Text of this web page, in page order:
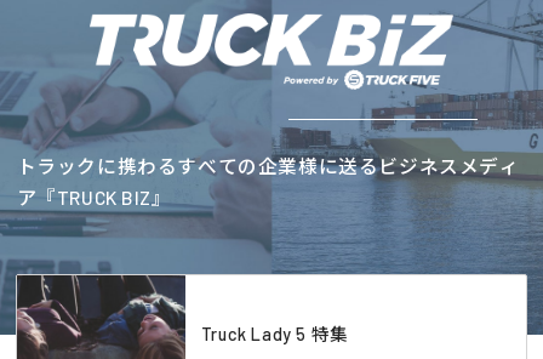
トラックに携わるすべての企業様に送るビジネスメディ
ア『TRUCK BIZ』
Truck Lady 5 特集